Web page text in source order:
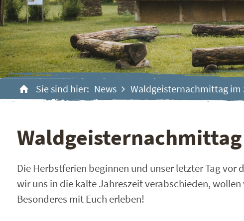
Sie sind hier: News Waldgeisternachmittag
Die Herbstferien beginnen und unser letzter Tag vor
wir uns in die kalte Jahreszeit verabschieden,
Besonderes mit Euch erleben!